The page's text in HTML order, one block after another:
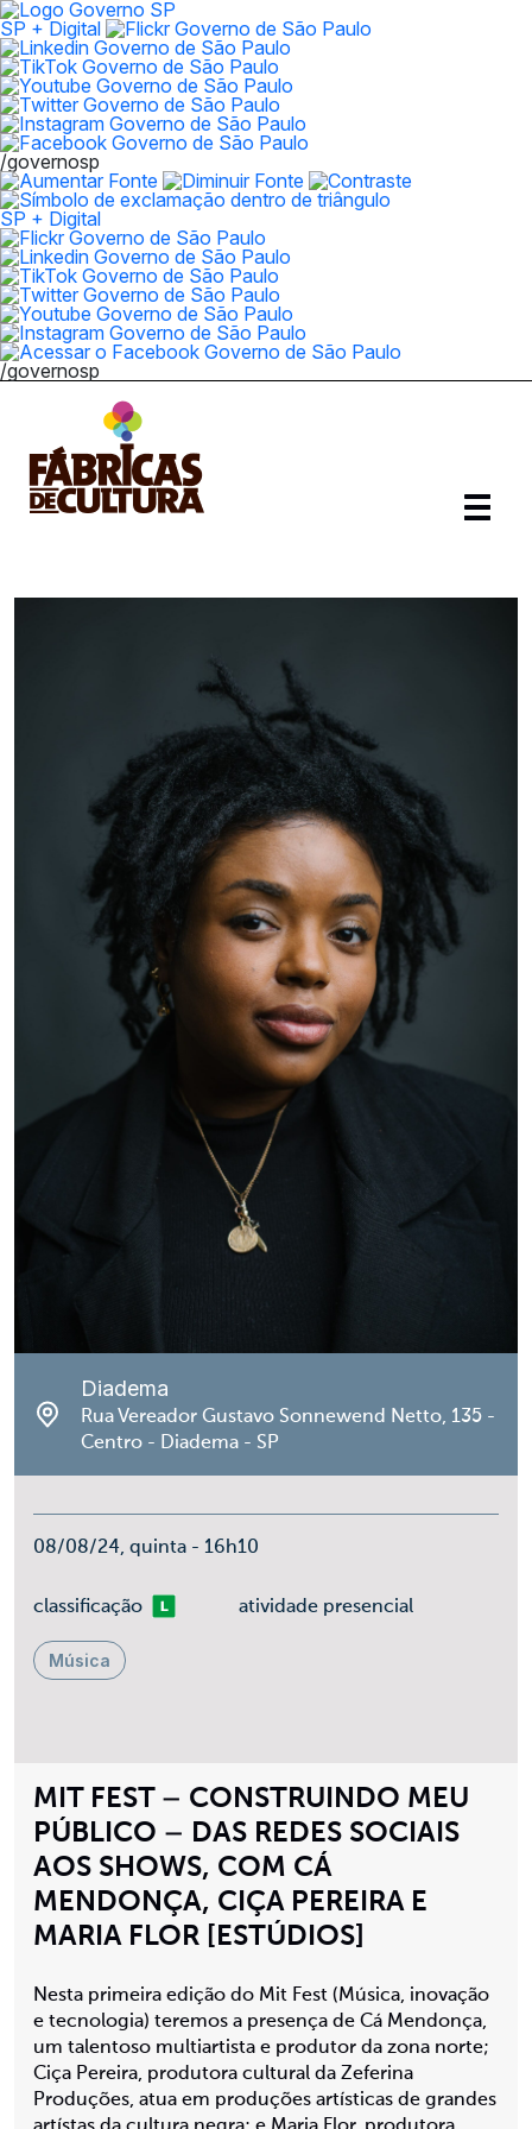
SP + Digital
/governosp
SP + Digital
/governosp
MIT FEST – CONSTRUINDO MEU
PÚBLICO – DAS REDES SOCIAIS
AOS SHOWS, COM CÁ
MENDONÇA, CIÇA PEREIRA E
MARIA FLOR [ESTÚDIOS]
Nesta primeira edição do Mit Fest (Música, inovação
e tecnologia) teremos a presença de Cá Mendonça,
um talentoso multiartista e produtor da zona norte;
Ciça Pereira, produtora cultural da Zeferina
Produções, atua em produções artísticas de grandes
Diadema
Rua Vereador Gustavo Sonnewend Netto, 135 -
Centro - Diadema - SP
08/08/24, quinta - 16h10
classificaçãoLivre atividade presencial
Música